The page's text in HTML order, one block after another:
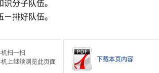
分子队伍。
排好队伍。
扫一扫
上继续浏览此页面
下载本页内容